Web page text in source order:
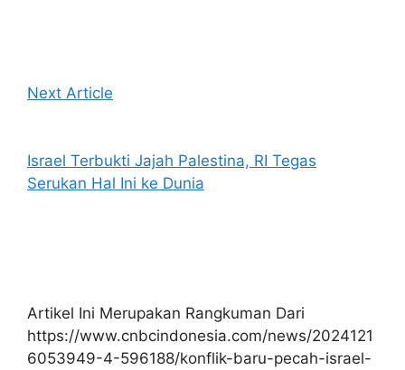
Next Article
Israel Terbukti Jajah Palestina, RI Tegas
Serukan Hal Ini ke Dunia
Artikel Ini Merupakan Rangkuman Dari
https://www.cnbcindonesia.com/news/2024121
6053949-4-596188/konflik-baru-pecah-israel-